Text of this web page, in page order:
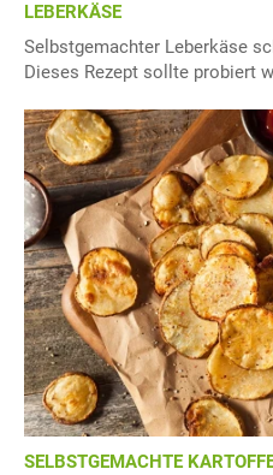
LEBERKÄSE
Selbstgemachter Leberkäse
Dieses Rezept sollte probiert
SELBSTGEMACHTE